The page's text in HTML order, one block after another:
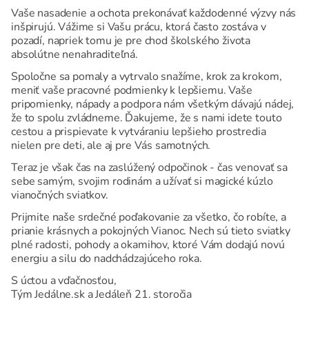
Vaše nasadenie a ochota prekonávať každodenné výzvy nás
inšpirujú. Vážime si Vašu prácu, ktorá často zostáva v
pozadí, napriek tomu je pre chod školského života
absolútne nenahraditeľná.
Spoločne sa pomaly a vytrvalo snažíme, krok za krokom,
meniť vaše pracovné podmienky k lepšiemu. Vaše
pripomienky, nápady a podpora nám všetkým dávajú nádej,
že to spolu zvládneme. Ďakujeme, že s nami idete touto
cestou a prispievate k vytváraniu lepšieho prostredia
nielen pre deti, ale aj pre Vás samotných.
Teraz je však čas na zaslúžený odpočinok - čas venovať sa
sebe samým, svojim rodinám a užívať si magické kúzlo
vianočných sviatkov.
Prijmite naše srdečné poďakovanie za všetko, čo robíte, a
prianie krásnych a pokojných Vianoc. Nech sú tieto sviatky
plné radosti, pohody a okamihov, ktoré Vám dodajú novú
energiu a silu do nadchádzajúceho roka.
S úctou a vďačnosťou,
Tým Jedálne.sk a Jedáleň 21. storočia